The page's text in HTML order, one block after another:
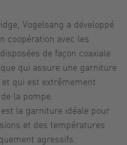
Vogelsang a développé
coopération avec les
de façon coaxiale
qui assure une garniture
et qui est extrêmement
la pompe.
la garniture idéale pour
et des températures
agressifs.